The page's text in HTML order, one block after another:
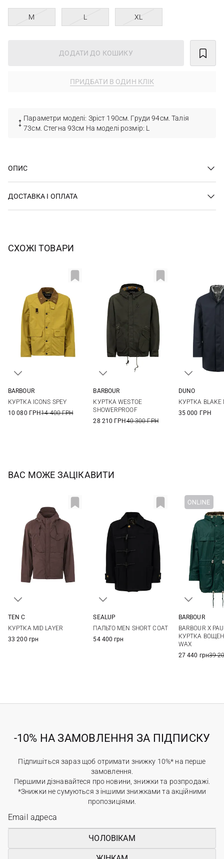
M L XL
ДОДАТИ ДО КОШИКУ
ПРИДБАТИ В ОДИН КЛІК
Параметри моделі: Зріст 190см. Груди 94см. Талія
73см. Стегна 93см На моделі розмір: L
ОПИС
ДОСТАВКА І ОПЛАТА
СХОЖІ ТОВАРИ
BARBOUR
КУРТКА ICONS SPEY
10 080 ГРН14 400 ГРН
BARBOUR
КУРТКА WESTOE
SHOWERPROOF
28 210 ГРН40 300 ГРН
DUNO
КУРТКА BLAKE
35 000 ГРН
ВАС МОЖЕ ЗАЦІКАВИТИ
TEN C
КУРТКА MID LAYER
33 200 грн
SEALUP
ПАЛЬТО MEN SHORT COAT
54 400 грн
BARBOUR
BARBOUR X
КУРТКА
WAX
27 440 грн39
-10% НА ЗАМОВЛЕННЯ ЗА ПІДПИСКУ
Підпишіться зараз щоб отримати знижку 10%* на перше
замовлення.
Першими дізнавайтеся про новини, знижки та розпродажі.
*Знижки не сумуються з іншими знижками та акційними
пропозиціями.
ЧОЛОВІКАМ